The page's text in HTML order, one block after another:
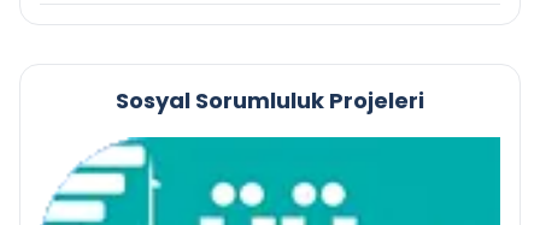
Sosyal Sorumluluk Projeleri